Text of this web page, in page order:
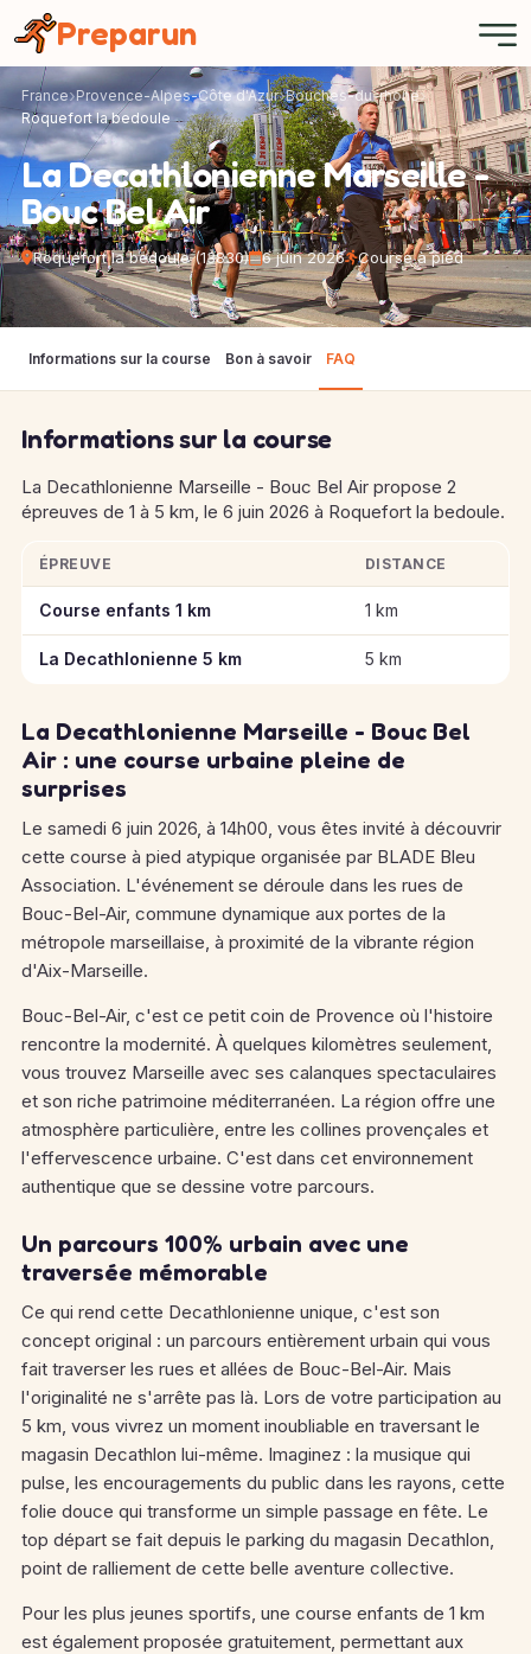
Preparun
France Provence-Alpes-Côte d'Azur Bouches-du-rhone
Roquefort la bedoule
La Decathlonienne Marseille -
Bouc Bel Air
Roquefort la bedoule (13830) 6 juin 2026 Course à pied
Informations sur la course Bon à savoir FAQ
Informations sur la course
La Decathlonienne Marseille - Bouc Bel Air propose 2
épreuves de 1 à 5 km, le 6 juin 2026 à Roquefort la bedoule.
Informations clés des épreuves de La Decathlonienne
ÉPREUVE DISTANCE
Course enfants 1 km 1 km
La Decathlonienne 5 km 5 km
La Decathlonienne Marseille - Bouc Bel
Air : une course urbaine pleine de
surprises
Le samedi 6 juin 2026, à 14h00, vous êtes invité à découvrir
cette course à pied atypique organisée par BLADE Bleu
Association. L'événement se déroule dans les rues de
Bouc-Bel-Air, commune dynamique aux portes de la
métropole marseillaise, à proximité de la vibrante région
d'Aix-Marseille.
Bouc-Bel-Air, c'est ce petit coin de Provence où l'histoire
rencontre la modernité. À quelques kilomètres seulement,
vous trouvez Marseille avec ses calanques spectaculaires
et son riche patrimoine méditerranéen. La région offre une
atmosphère particulière, entre les collines provençales et
l'effervescence urbaine. C'est dans cet environnement
authentique que se dessine votre parcours.
Un parcours 100% urbain avec une
traversée mémorable
Ce qui rend cette Decathlonienne unique, c'est son
concept original : un parcours entièrement urbain qui vous
fait traverser les rues et allées de Bouc-Bel-Air. Mais
l'originalité ne s'arrête pas là. Lors de votre participation au
5 km, vous vivrez un moment inoubliable en traversant le
magasin Decathlon lui-même. Imaginez : la musique qui
pulse, les encouragements du public dans les rayons, cette
folie douce qui transforme un simple passage en fête. Le
top départ se fait depuis le parking du magasin Decathlon,
point de ralliement de cette belle aventure collective.
Pour les plus jeunes sportifs, une course enfants de 1 km
est également proposée gratuitement, permettant aux
Panneau de gestion des cookies